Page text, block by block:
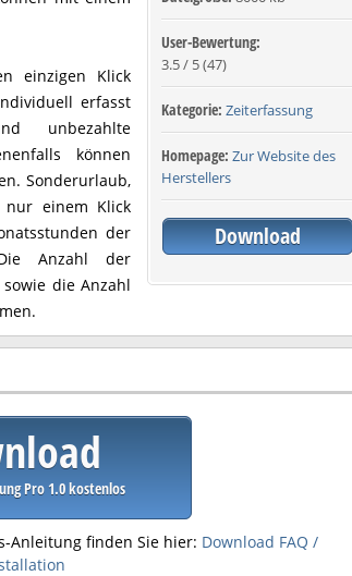
User-Bewertung:
3.5/ 5(47)
Kategorie: Zeiterfassung
Homepage: Zur Website des
Herstellers
Download
einzigen Klick
erfasst
unbezahlte
können
Sonderurlaub,
nur einem Klick
der
Anzahl der
die Anzahl
Pro 1.0 kostenlos
Anleitung finden Sie hier: Download FAQ /